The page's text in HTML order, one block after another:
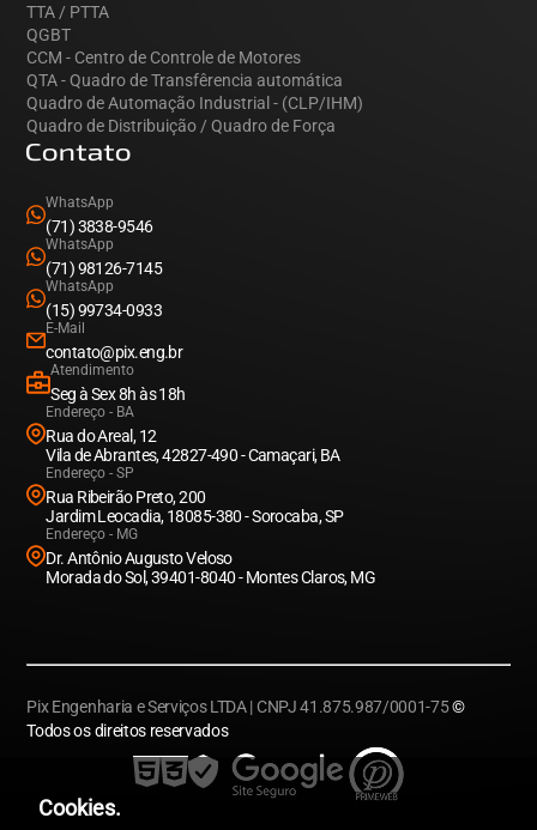
TTA / PTTA
QGBT
CCM - Centro de Controle de Motores
QTA - Quadro de Transfêrencia automática
Quadro de Automação Industrial - (CLP/IHM)
Quadro de Distribuição / Quadro de Força
Contato
WhatsApp
(71) 3838-9546
WhatsApp
(71) 98126-7145
WhatsApp
(15) 99734-0933
E-Mail
contato@pix.eng.br
Atendimento
Seg à Sex 8h às 18h
Endereço - BA
Rua do Areal, 12
Vila de Abrantes, 42827-490 - Camaçari, BA
Endereço - SP
Rua Ribeirão Preto, 200
Jardim Leocadia, 18085-380 - Sorocaba, SP
Endereço - MG
Dr. Antônio Augusto Veloso
Morada do Sol, 39401-8040 - Montes Claros, MG
Pix Engenharia e Serviços LTDA | CNPJ 41.875.987/0001-75©
Todos os direitos reservados
Cookies.